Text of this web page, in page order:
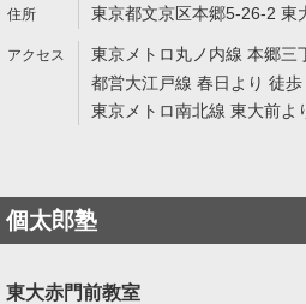
東京都文京区本郷5-26-2 東
東京メトロ丸ノ内線 本郷三
都営大江戸線 春日より 徒
東京メトロ南北線 東大前よ
個太郎塾
東大赤門前教室